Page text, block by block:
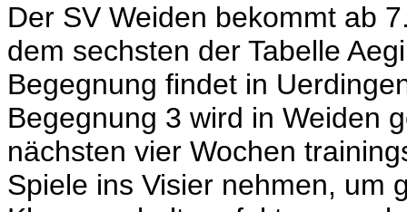
Der SV Weiden bekommt ab
dem sechsten der Tabelle
Begegnung findet in
Begegnung 3 wird in Weiden
nächsten vier Wochen
Spiele ins Visier nehmen, um